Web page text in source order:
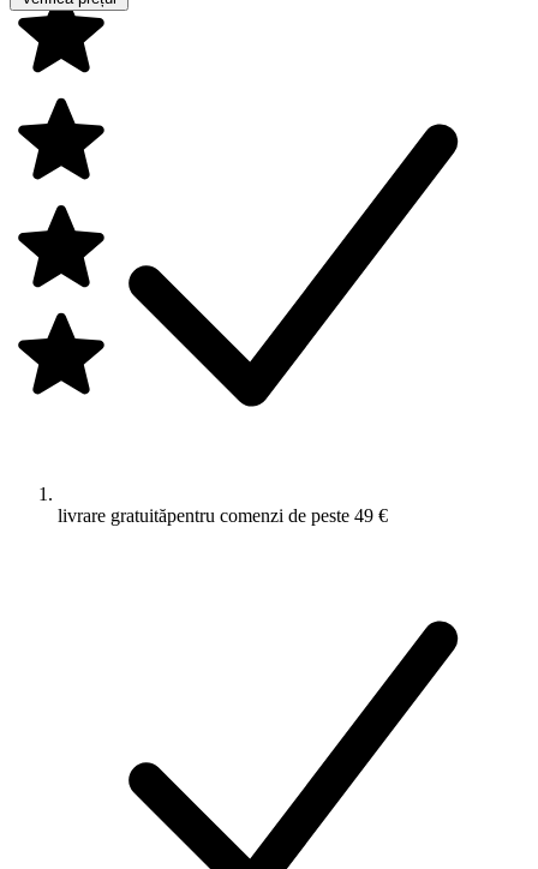
livrare gratuităpentru comenzi de peste 49 €